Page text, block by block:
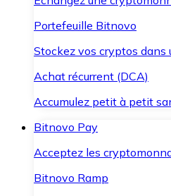
Portefeuille Bitnovo
Stockez vos cryptos
Achat récurrent (DCA)
Accumulez petit à petit
Bitnovo Pay
Acceptez les
Bitnovo Ramp